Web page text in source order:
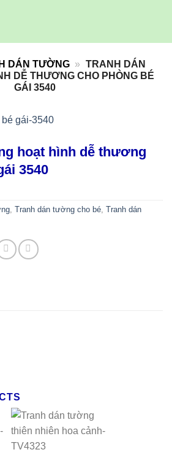
DÁN TƯỜNG » TRANH DÁN
DỄ THƯƠNG CHO PHÒNG BÉ
GÁI 3540
hoạt hình dễ thương
3540
, Tranh dán tường cho bé, Tranh dán